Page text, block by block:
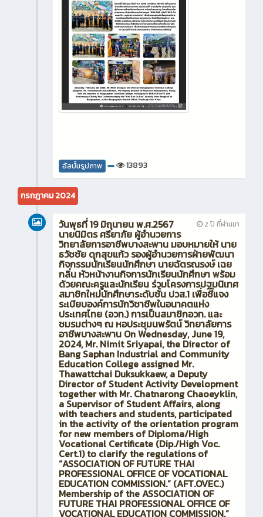
อัลบั้มรูปภาพ 13893
กรกฎาคม 2024
2 ปี ที่ผ่านมา
วันพุธที่ 19 มิถุนายน พ.ศ.2567
นายนิมิตร ศรียาภัย ผู้อำนวยการ
วิทยาลัยการอาชีพบางสะพาน มอบหมายให้ นาย
ธวัชชัย ดุกสุขแก้ว รองผู้อำนวยการฝ่ายพัฒนา
กิจกรรมนักเรียนนักศึกษา นายฉัตรณรงษ์ เฉย
กลิ่น หัวหน้างานกิจการนักเรียนนักศึกษา พร้อม
ด้วยคณะครูและนักเรียน ร่วมโครงการปฐมนิเทศ
สมาชิกใหม่นักศึกษาระดับชั้น ปวส.1 เพื่อชี้แจง
ระเบียบองค์การนักวิชาชีพในอนาคตแห่ง
ประเทศไทย (อวท.) การเป็นสมาชิกอวท. และ
ชมรมต่างๆ ณ หอประชุมนพรัตน์ วิทยาลัยการ
อาชีพบางสะพาน On Wednesday, June 19,
2024, Mr. Nimit Sriyapai, the Director of
Bang Saphan Industrial and Community
Education College assigned Mr.
Thawattchai Duksukkaew, a Deputy
Director of Student Activity Development
together with Mr. Chatnarong Chaoeyklin,
a Supervisor of Student Affairs, along
with teachers and students, participated
in the activity of the orientation program
for new members of Diploma/High
Vocational Certificate (Dip./High Voc.
Cert.1) to clarify the regulations of
“ASSOCIATION OF FUTURE THAI
PROFESSIONAL OFFICE OF VOCATIONAL
EDUCATION COMMISSION.” (AFT.OVEC.)
Membership of the ASSOCIATION OF
FUTURE THAI PROFESSIONAL OFFICE OF
VOCATIONAL EDUCATION COMMISSION.”